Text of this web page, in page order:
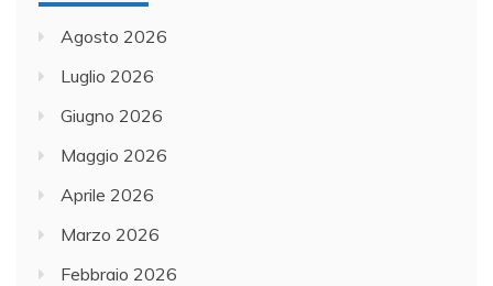
Agosto 2026
Luglio 2026
Giugno 2026
Maggio 2026
Aprile 2026
Marzo 2026
Febbraio 2026